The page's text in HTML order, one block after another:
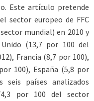
Este artículo pretende
sector europeo de FFC
mundial) en 2010 y
(13,7 por 100 del
Francia (8,7 por 100),
100), España (5,8 por
países analizados
por 100 del sector